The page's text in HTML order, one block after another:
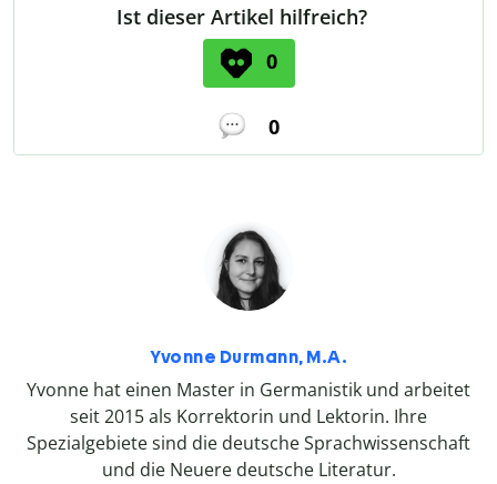
Ist dieser Artikel hilfreich?
0
0
Yvonne Durmann, M.A.
Yvonne hat einen Master in Germanistik und arbeitet
seit 2015 als Korrektorin und Lektorin. Ihre
Spezialgebiete sind die deutsche Sprachwissenschaft
und die Neuere deutsche Literatur.